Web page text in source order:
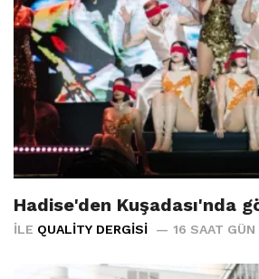
Hadise'den Kuşadası'nda
İLE QUALITY DERGISI 16 SAAT GÜN